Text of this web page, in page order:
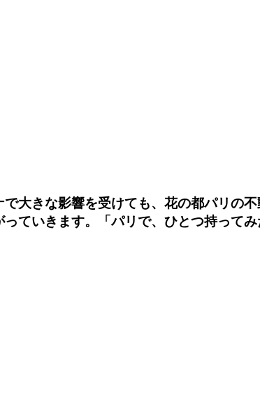
大きな影響を受けても、花の都パリの
ていきます。「パリで、ひとつ持って